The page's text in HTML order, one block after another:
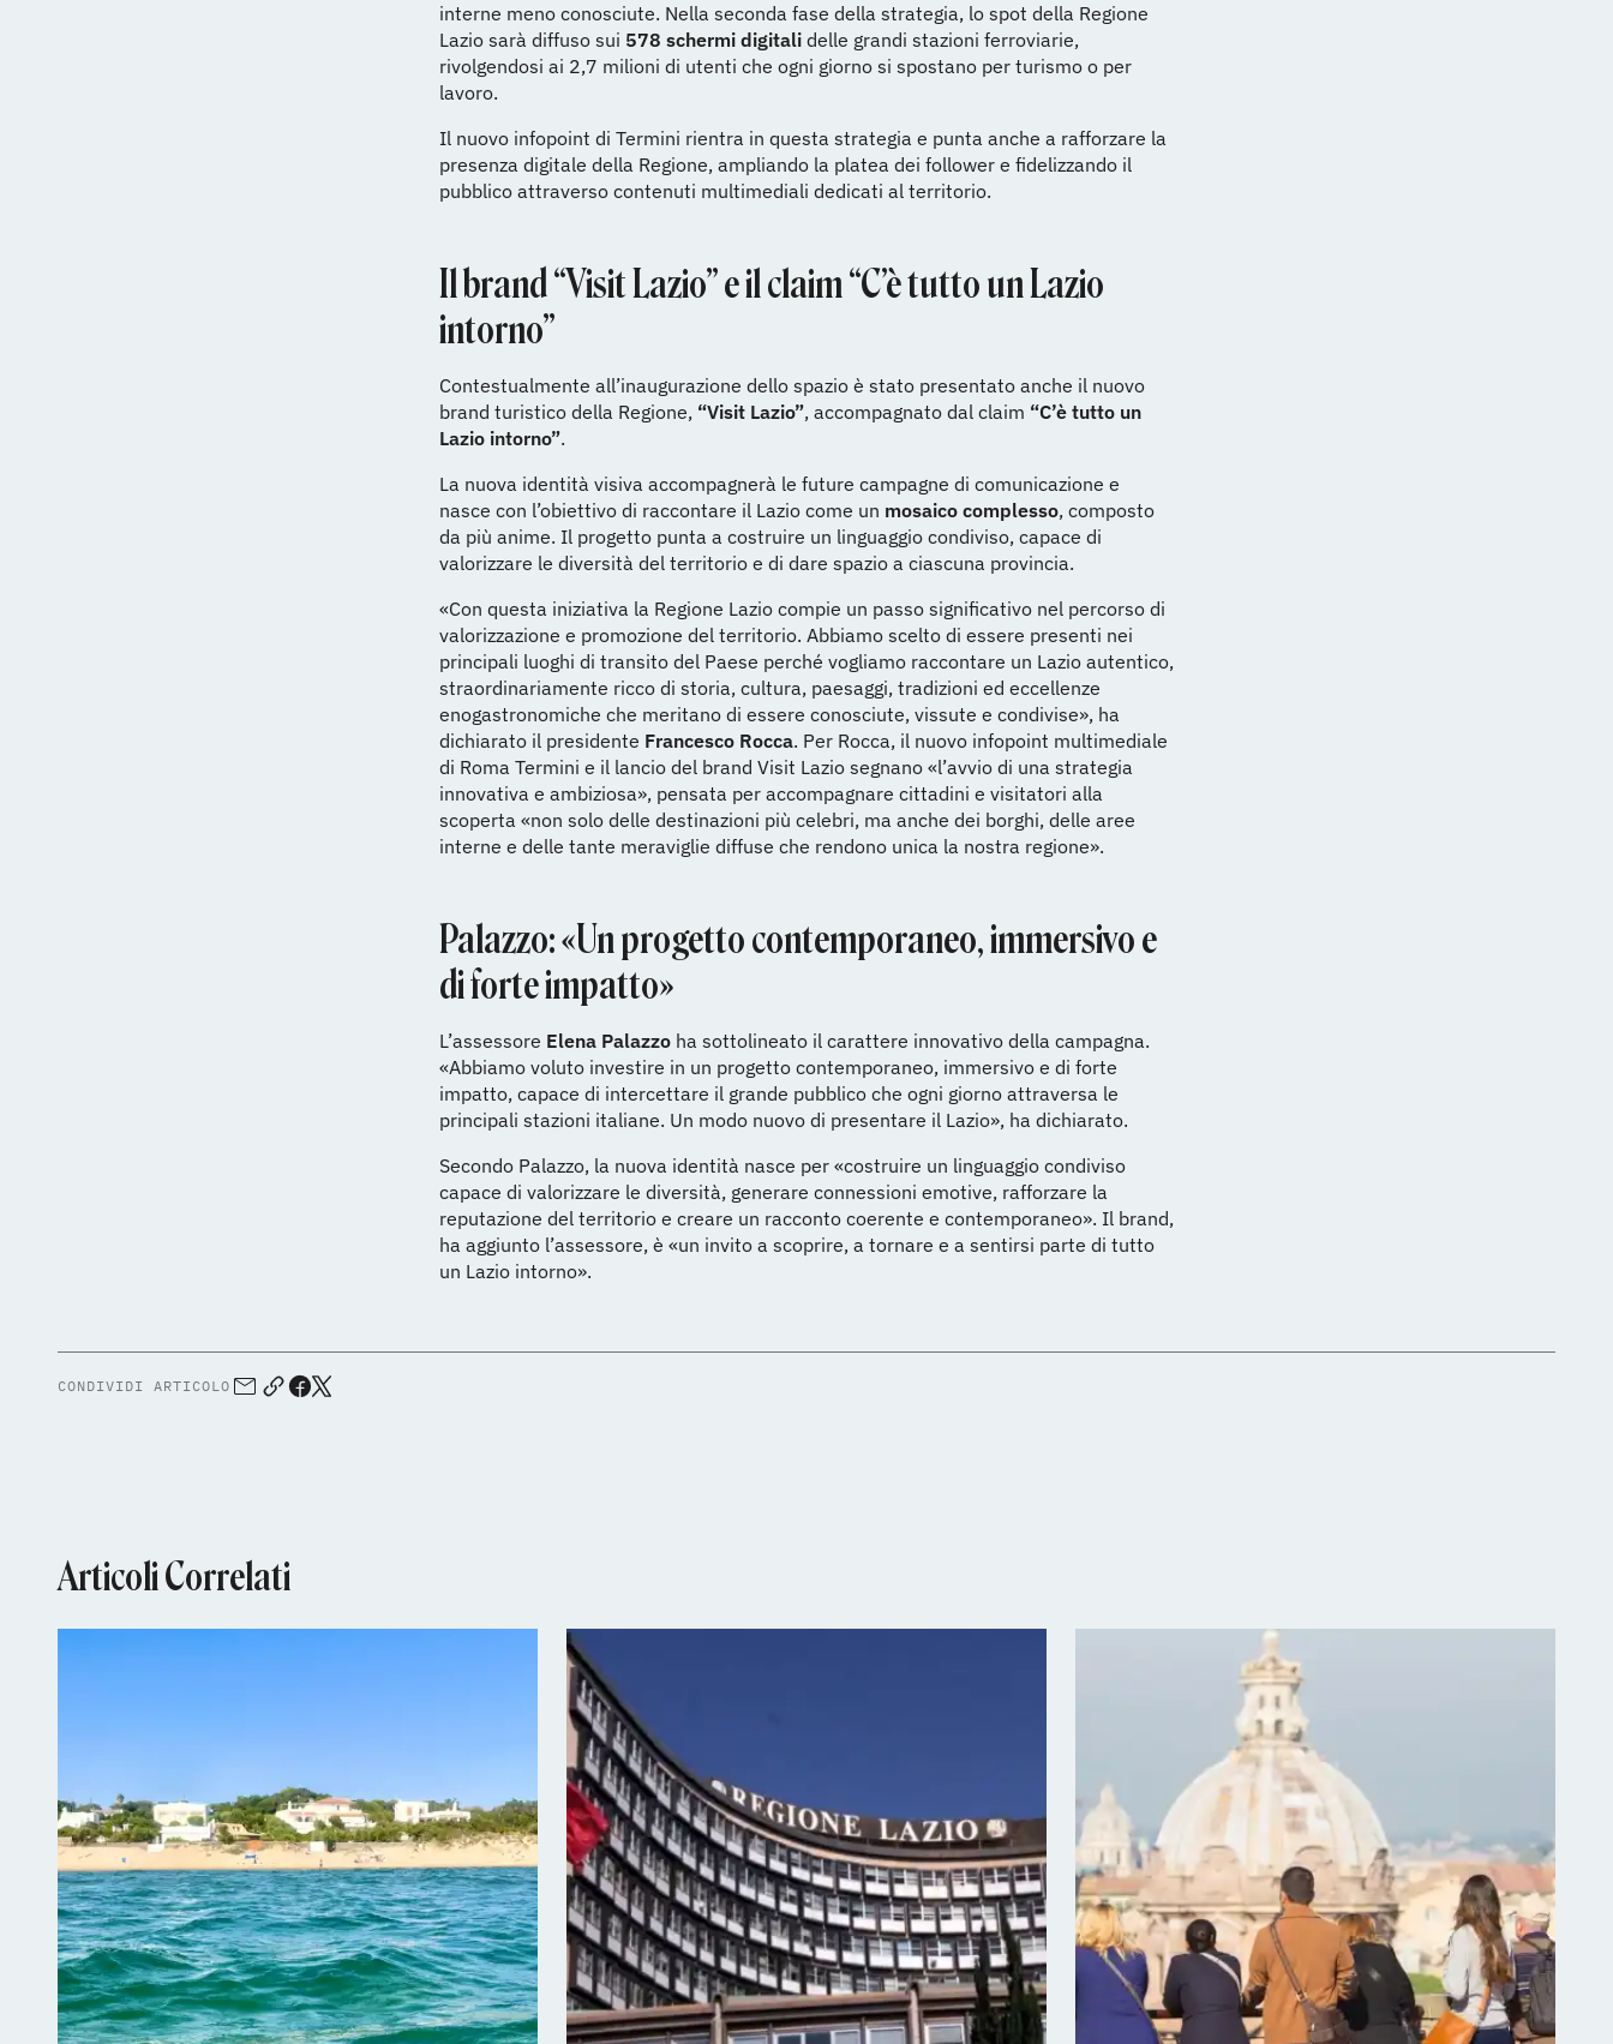
interne meno conosciute. Nella seconda fase della strategia, lo spot della Regione
Lazio sarà diffuso sui 578 schermi digitali delle grandi stazioni ferroviarie,
rivolgendosi ai 2,7 milioni di utenti che ogni giorno si spostano per turismo o per
lavoro.
Il nuovo infopoint di Termini rientra in questa strategia e punta anche a rafforzare la
presenza digitale della Regione, ampliando la platea dei follower e fidelizzando il
pubblico attraverso contenuti multimediali dedicati al territorio.
Il brand “Visit Lazio” e il claim “C’è tutto un Lazio
intorno”
Contestualmente all’inaugurazione dello spazio è stato presentato anche il nuovo
brand turistico della Regione, “Visit Lazio”, accompagnato dal claim “C’è tutto un
Lazio intorno”.
La nuova identità visiva accompagnerà le future campagne di comunicazione e
nasce con l’obiettivo di raccontare il Lazio come un mosaico complesso, composto
da più anime. Il progetto punta a costruire un linguaggio condiviso, capace di
valorizzare le diversità del territorio e di dare spazio a ciascuna provincia.
«Con questa iniziativa la Regione Lazio compie un passo significativo nel percorso di
valorizzazione e promozione del territorio. Abbiamo scelto di essere presenti nei
principali luoghi di transito del Paese perché vogliamo raccontare un Lazio autentico,
straordinariamente ricco di storia, cultura, paesaggi, tradizioni ed eccellenze
enogastronomiche che meritano di essere conosciute, vissute e condivise», ha
dichiarato il presidente Francesco Rocca. Per Rocca, il nuovo infopoint multimediale
di Roma Termini e il lancio del brand Visit Lazio segnano «l’avvio di una strategia
innovativa e ambiziosa», pensata per accompagnare cittadini e visitatori alla
scoperta «non solo delle destinazioni più celebri, ma anche dei borghi, delle aree
interne e delle tante meraviglie diffuse che rendono unica la nostra regione».
Palazzo: «Un progetto contemporaneo, immersivo e
di forte impatto»
L’assessore Elena Palazzo ha sottolineato il carattere innovativo della campagna.
«Abbiamo voluto investire in un progetto contemporaneo, immersivo e di forte
impatto, capace di intercettare il grande pubblico che ogni giorno attraversa le
principali stazioni italiane. Un modo nuovo di presentare il Lazio», ha dichiarato.
Secondo Palazzo, la nuova identità nasce per «costruire un linguaggio condiviso
capace di valorizzare le diversità, generare connessioni emotive, rafforzare la
reputazione del territorio e creare un racconto coerente e contemporaneo». Il brand,
ha aggiunto l’assessore, è «un invito a scoprire, a tornare e a sentirsi parte di tutto
un Lazio intorno».
CONDIVIDI ARTICOLO
Articoli Correlati